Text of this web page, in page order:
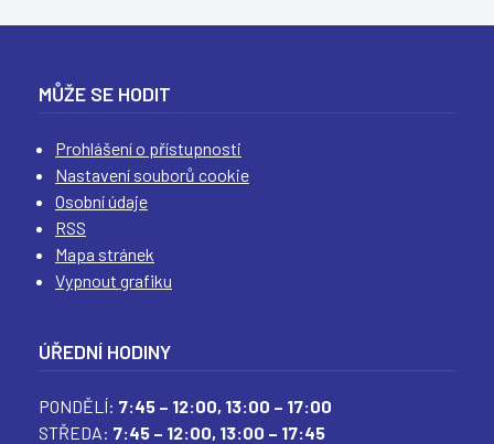
A
O
MŮŽE SE HODIT
Prohlášení o přístupnosti
Nastavení souborů cookie
Osobní údaje
RSS
Mapa stránek
Vypnout grafiku
ÚŘEDNÍ HODINY
PONDĚLÍ: 7:45 – 12:00, 13:00 – 17:00
STŘEDA: 7:45 – 12:00, 13:00 – 17:45